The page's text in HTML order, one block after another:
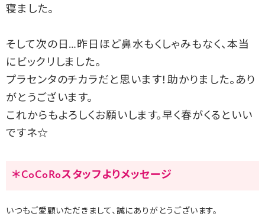
寝ました。
そして次の日…昨日ほど鼻水もくしゃみもなく、本当
にビックリしました。
プラセンタのチカラだと思います！助かりました。あり
がとうございます。
これからもよろしくお願いします。早く春がくるといい
ですネ☆
＊CoCoRoスタッフよりメッセージ
いつもご愛顧いただきまして、誠にありがとうございます。